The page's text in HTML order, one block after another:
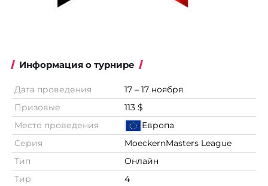
Информация о турнире
Дата проведения
17 – 17 ноября
Призовые
113 $
Место проведения
Европа
Серия
MoeckernMasters League
Тип
Онлайн
Тир
4